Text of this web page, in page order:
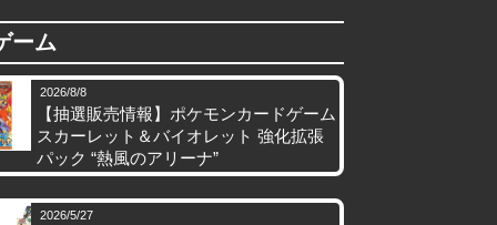
ーム
2026/8/8
【抽選販売情報】ポケモンカードゲーム
スカーレット＆バイオレット 強化拡張
パック “熱風のアリーナ”
2026/5/27